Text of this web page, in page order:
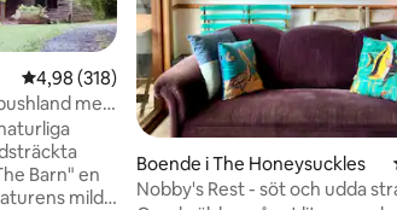
4,98 av 5 i genomsnittligt betyg, 318
4,98 (318)
med
Barn" en
milda
Boende i The Honeysuckles
Nobby's Rest - söt och udda